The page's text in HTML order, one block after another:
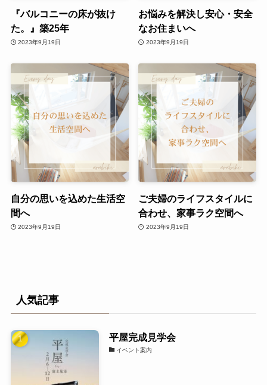
『バルコニーの床が抜け
た。』築25年
2023年9月19日
お悩みを解決し安心・安全
なお住まいへ
2023年9月19日
自分の思いを込めた生活空
間へ
2023年9月19日
ご夫婦のライフスタイルに
合わせ、家事ラク空間へ
2023年9月19日
人気記事
平屋完成見学会
イベント案内